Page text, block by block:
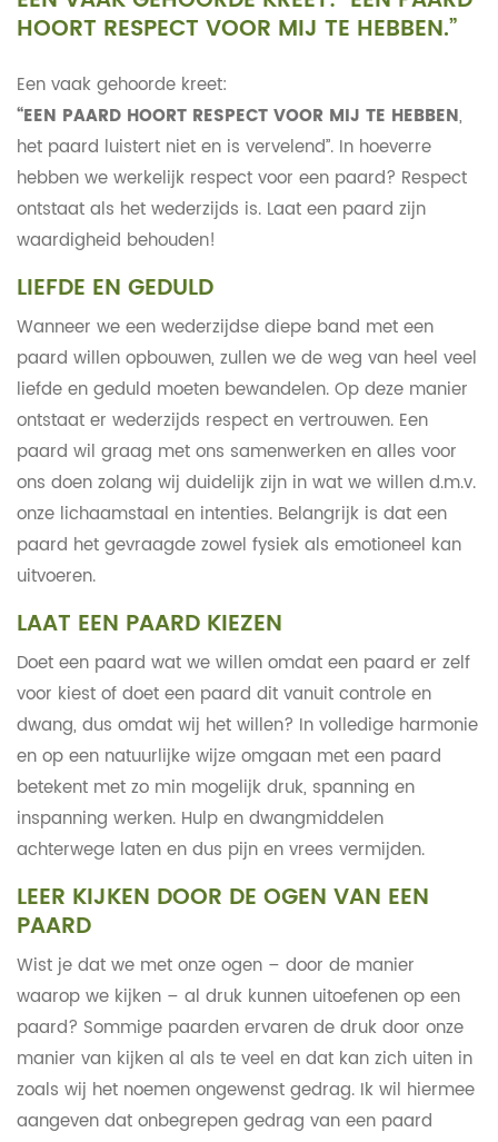
HOORT RESPECT VOOR MIJ TE HEBBEN.”
Een vaak gehoorde kreet:
“EEN PAARD HOORT RESPECT VOOR MIJ TE HEBBEN,
het paard luistert niet en is vervelend”. In hoeverre
hebben we werkelijk respect voor een paard? Respect
ontstaat als het wederzijds is. Laat een paard zijn
waardigheid behouden!
LIEFDE EN GEDULD
Wanneer we een wederzijdse diepe band met een
paard willen opbouwen, zullen we de weg van heel veel
liefde en geduld moeten bewandelen. Op deze manier
ontstaat er wederzijds respect en vertrouwen. Een
paard wil graag met ons samenwerken en alles voor
ons doen zolang wij duidelijk zijn in wat we willen d.m.v.
onze lichaamstaal en intenties. Belangrijk is dat een
paard het gevraagde zowel fysiek als emotioneel kan
uitvoeren.
LAAT EEN PAARD KIEZEN
Doet een paard wat we willen omdat een paard er zelf
voor kiest of doet een paard dit vanuit controle en
dwang, dus omdat wij het willen? In volledige harmonie
en op een natuurlijke wijze omgaan met een paard
betekent met zo min mogelijk druk, spanning en
inspanning werken. Hulp en dwangmiddelen
achterwege laten en dus pijn en vrees vermijden.
LEER KIJKEN DOOR DE OGEN VAN EEN
PAARD
Wist je dat we met onze ogen – door de manier
waarop we kijken – al druk kunnen uitoefenen op een
paard? Sommige paarden ervaren de druk door onze
manier van kijken al als te veel en dat kan zich uiten in
zoals wij het noemen ongewenst gedrag. Ik wil hiermee
aangeven dat onbegrepen gedrag van een paard